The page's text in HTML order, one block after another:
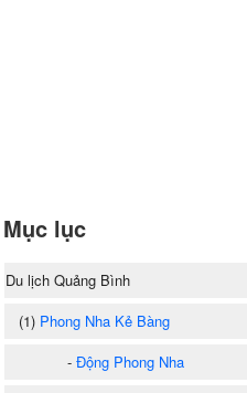
Mục lục
Du lịch Quảng Bình
(1) Phong Nha Kẻ Bàng
- Động Phong Nha